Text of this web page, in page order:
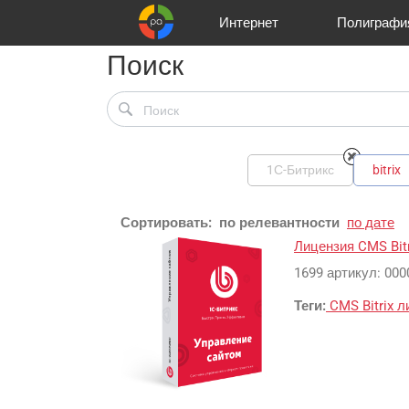
Интернет
Реклама и продвижение
Цифра и офсет
Телевидение
Поиск
1С-Битрикс bitrix
Сортировать: по релевантности по дате
Лицензия CMS
1699 артикул:
Теги: CMS Bitrix